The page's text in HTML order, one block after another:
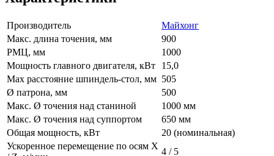
Производитель
Майхонг
Макс. длина точения, мм
900
РМЦ, мм
1000
Мощность главного двигателя, кВт
15,0
Max расстояние шпиндель-стол, мм 505
Ø патрона, мм
500
Макс. Ø точения над станиной
1000 мм
Макс. Ø точения над суппортом
650 мм
Общая мощность, кВт
20 (номинальная)
Ускоренное перемещение по осям X
4 / 5